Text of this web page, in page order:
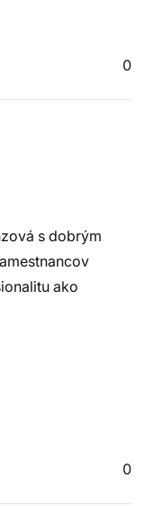
0
s dobrým
ako
0